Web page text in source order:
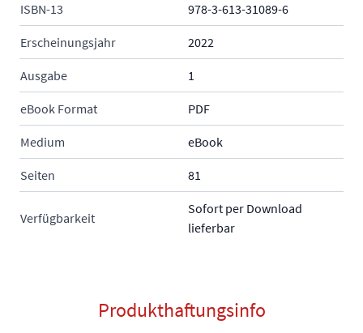
ISBN-13 978-3-613-31089-6
Erscheinungsjahr 2022
Ausgabe 1
eBook Format PDF
Medium eBook
Seiten 81
Verfügbarkeit
Sofort per Download
lieferbar
Produkthaftungsinfo